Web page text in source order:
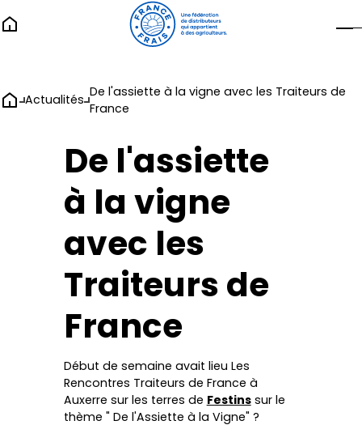
Actualités
De l'assiette à la vigne avec les Traiteurs de
France
De l'assiette
à la vigne
avec les
Traiteurs de
France
Début de semaine avait lieu Les
Rencontres Traiteurs de France à
Auxerre sur les terres de Festinssur le
thème " De l'Assiette à la Vigne" ?